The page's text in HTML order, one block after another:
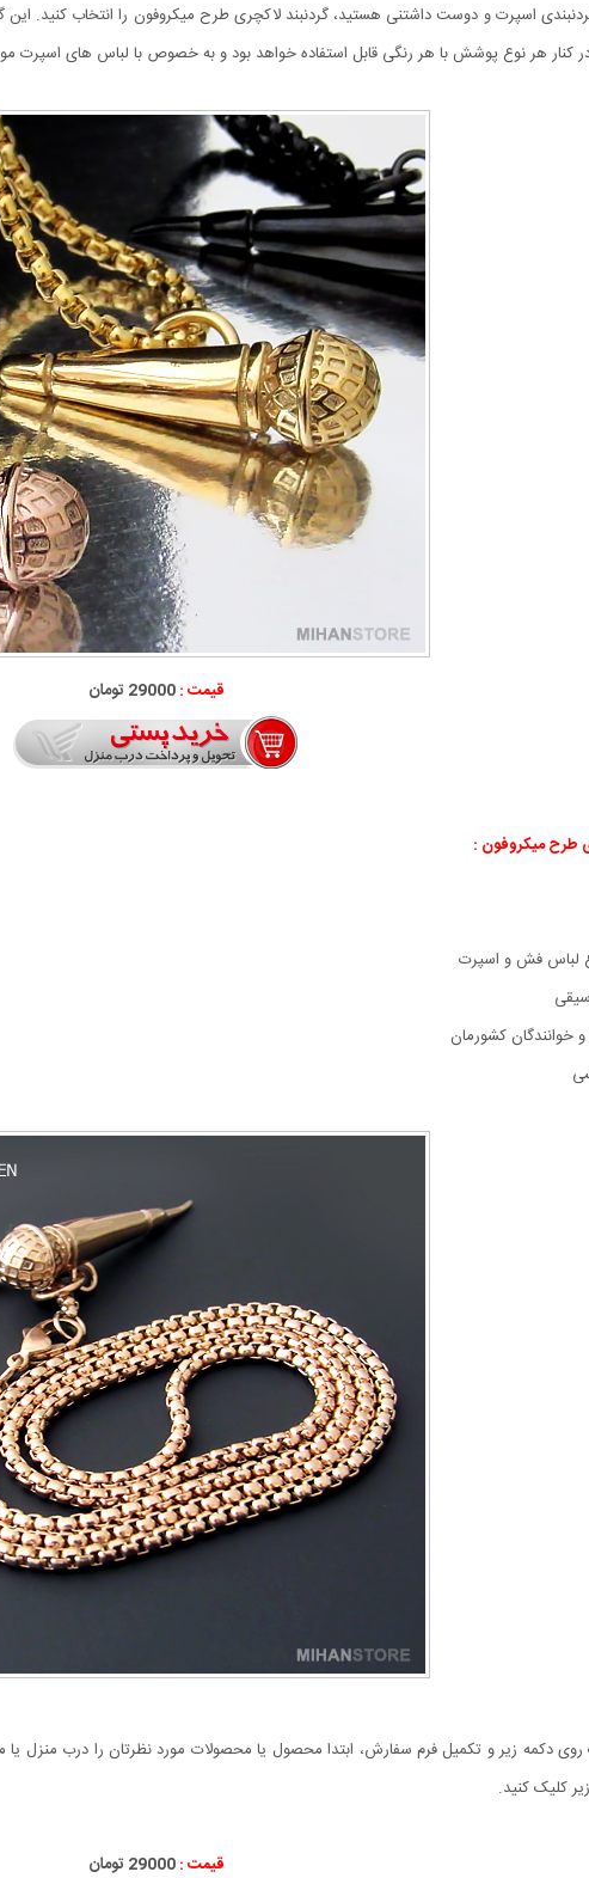
اسپرت و دوست داشتنی هستید، گردنبند لاکچری طرح میکروفون را انتخاب کنید.
کنار هر نوع پوشش با هر رنگی قابل استفاده خواهد بود و به خصوص با لباس های اسپرت
قیمت :29000 تومان
طرح میکروفون :
لباس فش و اسپرت
خوانندگان کشورمان
دکمه زیر و تکمیل فرم سفارش، ابتدا محصول یا محصولات مورد نظرتان را درب منزل یا
کلیک کنید.
قیمت :29000 تومان